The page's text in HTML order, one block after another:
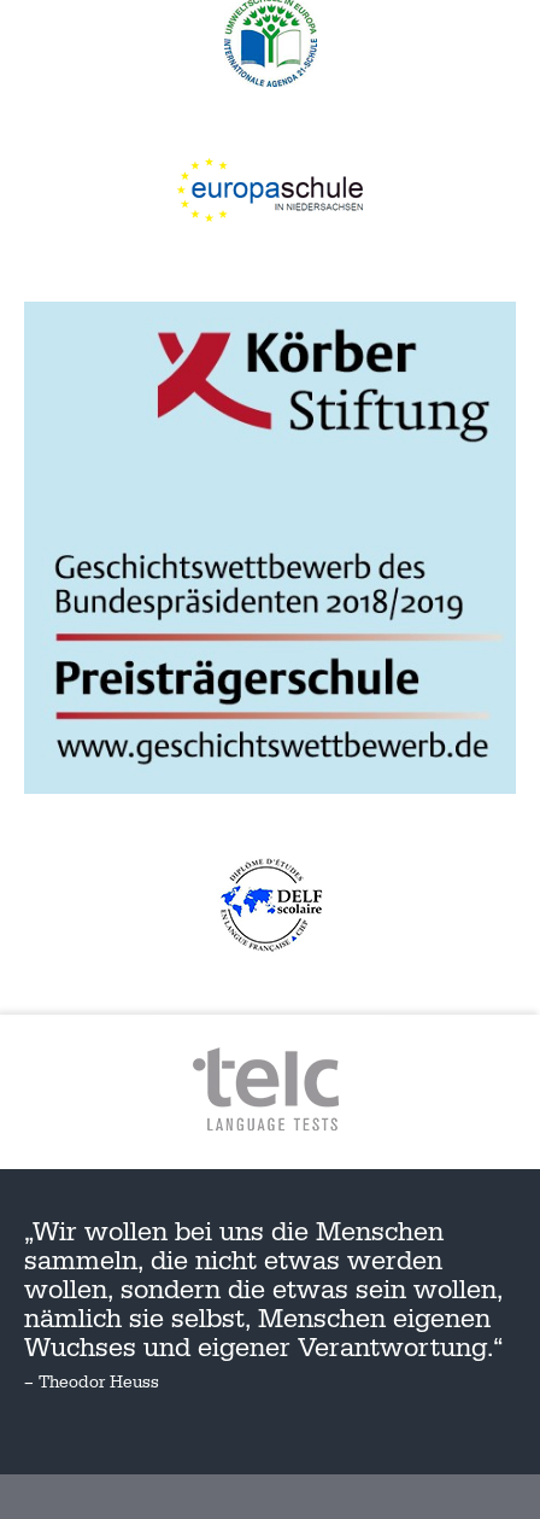
„Wir wollen bei uns die Menschen
sammeln, die nicht etwas werden
wollen, sondern die etwas sein wollen,
nämlich sie selbst, Menschen eigenen
Wuchses und eigener Verantwortung.“
– Theodor Heuss